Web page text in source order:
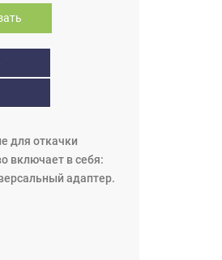
для откачки
включает в себя:
адаптер.